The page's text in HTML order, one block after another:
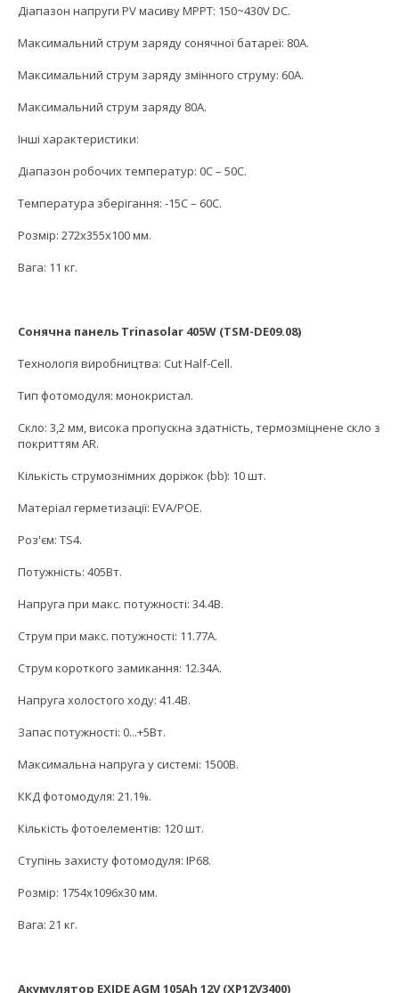
Діапазон напруги PV масиву MPPT: 150~430V DC.
Максимальний струм заряду сонячної батареї: 80A.
Максимальний струм заряду змінного струму: 60A.
Максимальний струм заряду 80A.
Інші характеристики:
Діапазон робочих температур: 0С – 50С.
Температура зберігання: -15С – 60С.
Розмір: 272x355x100 мм.
Вага: 11 кг.
Сонячна панель Trinasolar 405W (TSM-DE09.08)
Технологія виробництва: Cut Half-Cell.
Тип фотомодуля: монокристал.
Скло: 3,2 мм, висока пропускна здатність, термозміцнене скло з
покриттям AR.
Кількість струмознімних доріжок (bb): 10 шт.
Матеріал герметизації: EVA/POE.
Роз'єм: TS4.
Потужність: 405Вт.
Напруга при макс. потужності: 34.4В.
Струм при макс. потужності: 11.77А.
Струм короткого замикання: 12.34А.
Напруга холостого ходу: 41.4В.
Запас потужності: 0...+5Вт.
Максимальна напруга у системі: 1500В.
ККД фотомодуля: 21.1%.
Кількість фотоелементів: 120 шт.
Ступінь захисту фотомодуля: ІР68.
Розмір: 1754x1096x30 мм.
Вага: 21 кг.
Акумулятор EXIDE AGM 105Ah 12V (XP12V3400)